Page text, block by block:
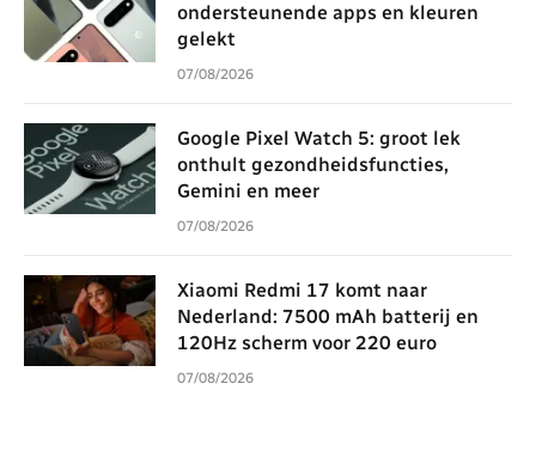
ondersteunende apps en kleuren
gelekt
07/08/2026
Google Pixel Watch 5: groot lek
onthult gezondheidsfuncties,
Gemini en meer
07/08/2026
Xiaomi Redmi 17 komt naar
Nederland: 7500 mAh batterij en
120Hz scherm voor 220 euro
07/08/2026